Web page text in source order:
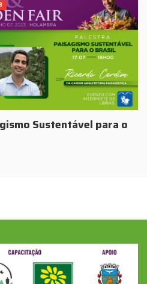
Sustentável para o